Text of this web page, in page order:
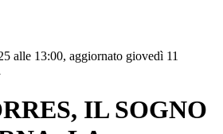
alle 13:00, aggiornato giovedì 11
IL SOGNO